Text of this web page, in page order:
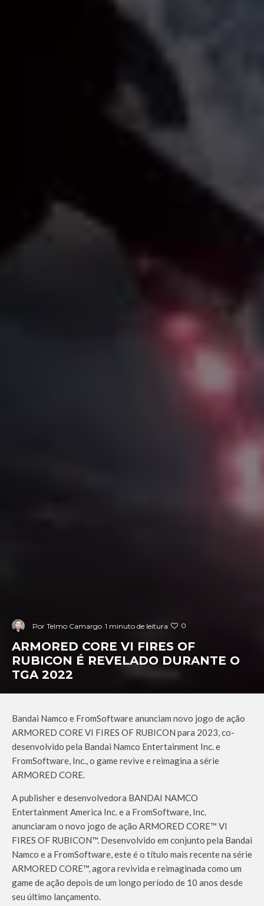
Por Telmo Camargo 1 minuto de leitura 0
ARMORED CORE VI FIRES OF
RUBICON É REVELADO DURANTE O
TGA 2022
Bandai Namco e FromSoftware anunciam novo jogo de ação
ARMORED CORE VI FIRES OF RUBICON para 2023, co-
desenvolvido pela Bandai Namco Entertainment Inc. e
FromSoftware, Inc., o game revive e reimagina a série
ARMORED CORE.
A publisher e desenvolvedora BANDAI NAMCO
Entertainment America Inc. e a FromSoftware, Inc.
anunciaram o novo jogo de ação ARMORED CORE™ VI
FIRES OF RUBICON™. Desenvolvido em conjunto pela Bandai
Namco e a FromSoftware, este é o título mais recente na série
ARMORED CORE™, agora revivida e reimaginada como um
game de ação depois de um longo período de 10 anos desde
seu último lançamento.